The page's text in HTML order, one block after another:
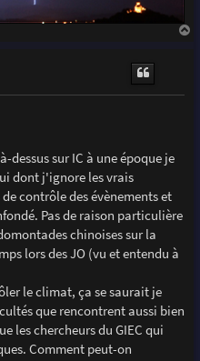
dessus sur IC à une époque je
dont j'ignore les vrais
contrôle des évènements et
Pas de raison particulière
chinoises sur la
lors des JO (vu et entendu à
le climat, ça se saurait je
que rencontrent aussi bien
les chercheurs du GIEC qui
Comment peut-on